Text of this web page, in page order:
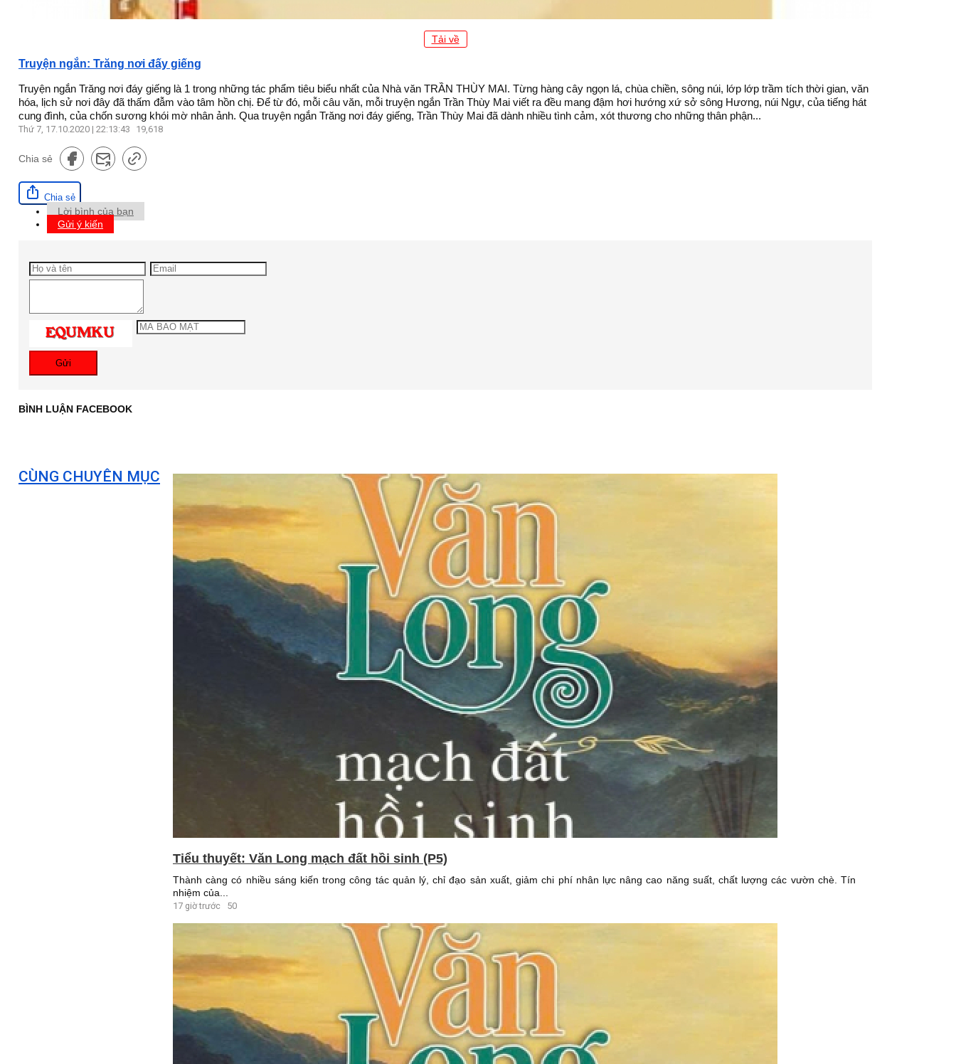
Tải về
Truyện ngắn: Trăng nơi đấy giếng
Truyện ngắn Trăng nơi đáy giếng là 1 trong những tác phẩm tiêu biểu nhất của Nhà văn TRẦN THÙY MAI. Từng hàng cây ngọn lá, chùa chiền, sông núi, lớp lớp trầm tích thời gian, văn
hóa, lịch sử nơi đây đã thấm đẫm vào tâm hồn chị. Để từ đó, mỗi câu văn, mỗi truyện ngắn Trần Thùy Mai viết ra đều mang đậm hơi hướng xứ sở sông Hương, núi Ngự, của tiếng hát
cung đình, của chốn sương khói mờ nhân ảnh. Qua truyện ngắn Trăng nơi đáy giếng, Trần Thùy Mai đã dành nhiều tình cảm, xót thương cho những thân phận...
Thứ 7, 17.10.2020 | 22:13:43 19,618
Chia sẻ
Chia sẻ
Lời bình của bạn
Gửi ý kiến
Gửi
BÌNH LUẬN FACEBOOK
CÙNG CHUYÊN MỤC
Tiểu thuyết: Văn Long mạch đất hồi sinh (P5)
Thành càng có nhiều sáng kiến trong công tác quản lý, chỉ đạo sản xuất, giảm chi phí nhân lực nâng cao năng suất, chất lượng các vườn chè. Tín
nhiệm của...
17 giờ trước 50